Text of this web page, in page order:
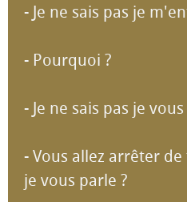
- Je ne sais pas je
- Pourquoi ?
- Je ne sais pas je
- Vous allez arrêter
je vous parle ?